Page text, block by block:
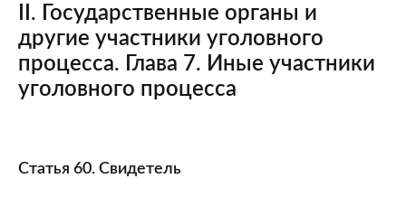
II. Государственные органы и
другие участники уголовного
процесса. Глава 7. Иные участники
уголовного процесса
Статьи
Статья 60. Свидетель